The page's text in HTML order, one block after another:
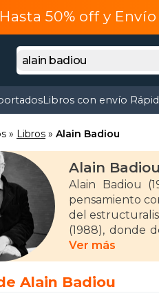
Hasta 50% off y
Libros con envío
Libros Alain Badiou
Alain Badiou
Alain Badiou
pensamiento
del
(1988), donde
ensayo sobre la
Badiou ha
desafía el
Ver más
Alain Badiou